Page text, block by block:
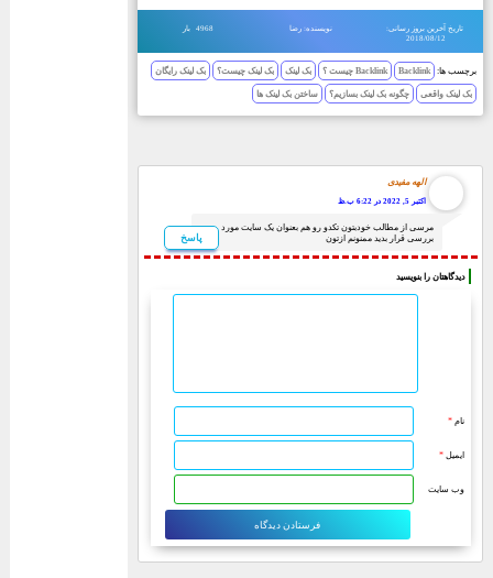
تاریخ آخرین بروز رسانی:
2018/08/12
نویسنده: رضا 4968 بار
برچسب ها: Backlink Backlink چیست ؟ بک لینک بک لینک چیست؟ بک لینک رایگان
بک لینک واقعی چگونه بک لینک بسازیم؟ ساختن بک لینک ها
الهه مفیدی
اکتبر 5, 2022 در 6:22 ب.ظ
مرسی از مطالب خودبتون تکدو رو هم بعنوان یک سایت مورد
بررسی قرار بدید ممنونم ازتون
پاسخ
دیدگاهتان را بنویسید
نام*
ایمیل*
وب‌ سایت